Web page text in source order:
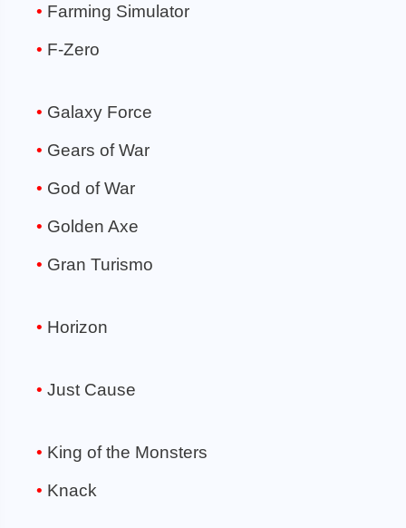
Farming Simulator
F-Zero
Galaxy Force
Gears of War
God of War
Golden Axe
Gran Turismo
Horizon
Just Cause
King of the Monsters
Knack